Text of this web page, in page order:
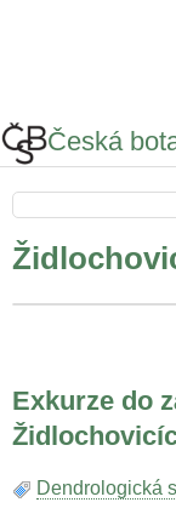
Česká
Exkurze do
Dendrologická